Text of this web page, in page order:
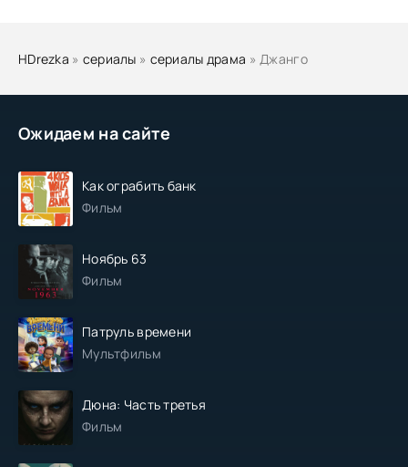
Ожидаем на сайте
Как ограбить банк
Фильм
Ноябрь 63
Фильм
Патруль времени
Мультфильм
Дюна: Часть третья
Фильм
HDrezka » сериалы » сериалы драма » Джанго